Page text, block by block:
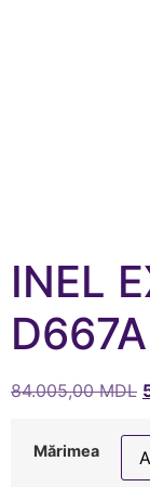
INEL
D667A
84.005,00MDL
Mărimea